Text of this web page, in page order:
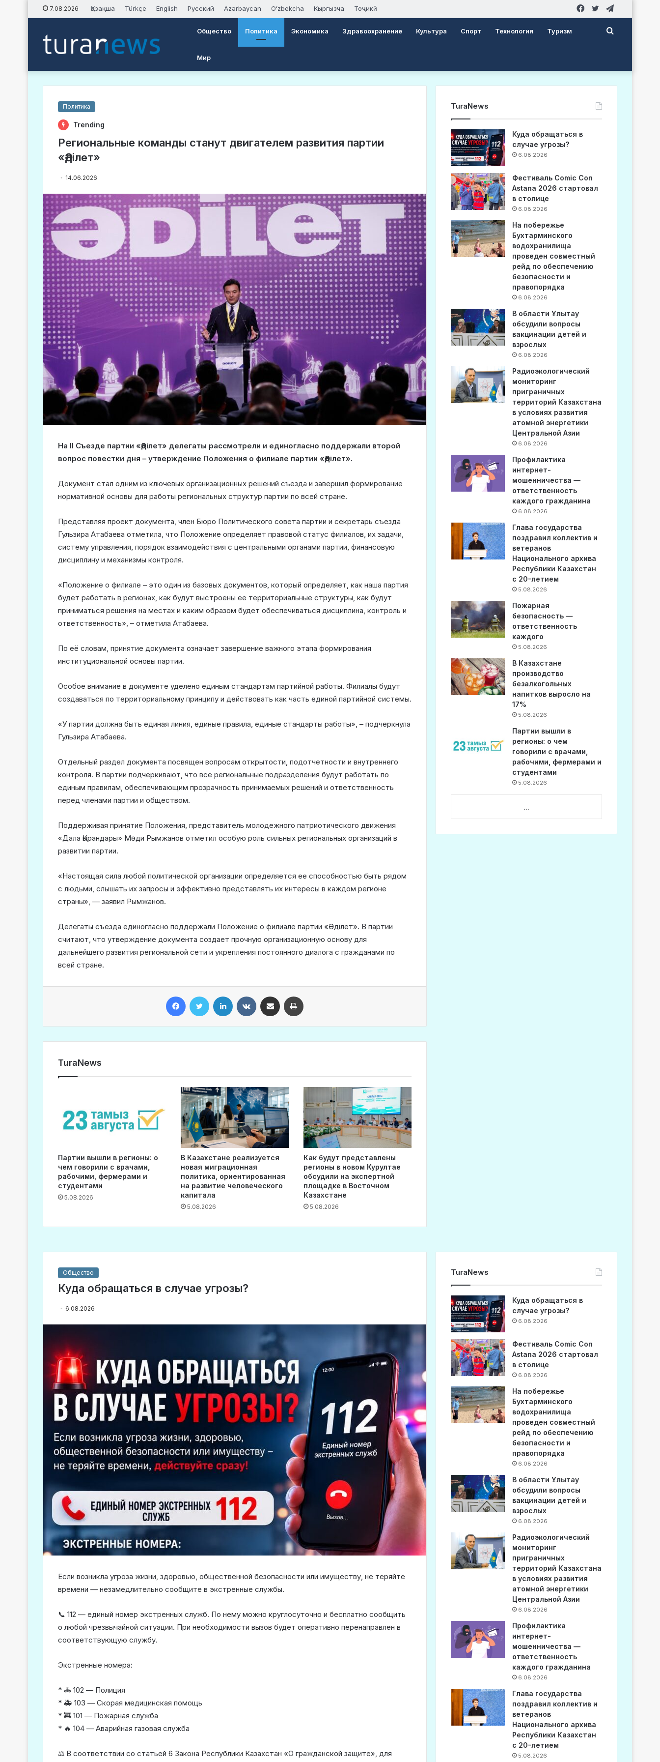
7.08.2026 Қазақша Türkçe English Русский Azərbaycan Oʻzbekcha Кыргызча Тоҷикӣ Twitter
Facebook
Общество Политика Экономика Здравоохранение Культура Спорт Технология Туризм
Мир
Search
Политика
Trending
Региональные команды станут двигателем развития партии
«Әділет»
14.06.2026
На II Съезде партии «Әділет» делегаты рассмотрели и единогласно поддержали второй
вопрос повестки дня – утверждение Положения о филиале партии «Әділет».
Документ стал одним из ключевых организационных решений съезда и завершил формирование
нормативной основы для работы региональных структур партии по всей стране.
Представляя проект документа, член Бюро Политического совета партии и секретарь съезда
Гульзира Атабаева отметила, что Положение определяет правовой статус филиалов, их задачи,
систему управления, порядок взаимодействия с центральными органами партии, финансовую
дисциплину и механизмы контроля.
«Положение о филиале – это один из базовых документов, который определяет, как наша партия
будет работать в регионах, как будут выстроены ее территориальные структуры, как будут
приниматься решения на местах и каким образом будет обеспечиваться дисциплина, контроль и
ответственность», – отметила Атабаева.
По её словам, принятие документа означает завершение важного этапа формирования
институциональной основы партии.
Особое внимание в документе уделено единым стандартам партийной работы. Филиалы будут
создаваться по территориальному принципу и действовать как часть единой партийной системы.
«У партии должна быть единая линия, единые правила, единые стандарты работы», – подчеркнула
Гульзира Атабаева.
Отдельный раздел документа посвящен вопросам открытости, подотчетности и внутреннего
контроля. В партии подчеркивают, что все региональные подразделения будут работать по
единым правилам, обеспечивающим прозрачность принимаемых решений и ответственность
перед членами партии и обществом.
Поддерживая принятие Положения, представитель молодежного патриотического движения
«Дала Қырандары» Мәди Рымжанов отметил особую роль сильных региональных организаций в
развитии партии.
«Настоящая сила любой политической организации определяется ее способностью быть рядом
с людьми, слышать их запросы и эффективно представлять их интересы в каждом регионе
страны», — заявил Рымжанов.
Делегаты съезда единогласно поддержали Положение о филиале партии «Әділет». В партии
считают, что утверждение документа создает прочную организационную основу для
дальнейшего развития региональной сети и укрепления постоянного диалога с гражданами по
всей стране.
TuraNews
Партии вышли в регионы: о
чем говорили с врачами,
рабочими, фермерами и
студентами
5.08.2026
В Казахстане реализуется
новая миграционная
политика, ориентированная
на развитие человеческого
капитала
5.08.2026
Как будут представлены
регионы в новом Курултае
обсудили на экспертной
площадке в Восточном
Казахстане
5.08.2026
TuraNews
Куда обращаться в
случае угрозы?
6.08.2026
Фестиваль Comic Con
Astana 2026 стартовал
в столице
6.08.2026
На побережье
Бухтарминского
водохранилища
проведен совместный
рейд по обеспечению
безопасности и
правопорядка
6.08.2026
В области Ұлытау
обсудили вопросы
вакцинации детей и
взрослых
6.08.2026
Радиоэкологический
мониторинг
приграничных
территорий Казахстана
в условиях развития
атомной энергетики
Центральной Азии
6.08.2026
Профилактика
интернет-
мошенничества —
ответственность
каждого гражданина
6.08.2026
Глава государства
поздравил коллектив и
ветеранов
Национального архива
Республики Казахстан
с 20-летием
5.08.2026
Пожарная
безопасность —
ответственность
каждого
5.08.2026
В Казахстане
производство
безалкогольных
напитков выросло на
17%
5.08.2026
Партии вышли в
регионы: о чем
говорили с врачами,
рабочими, фермерами и
студентами
5.08.2026
...